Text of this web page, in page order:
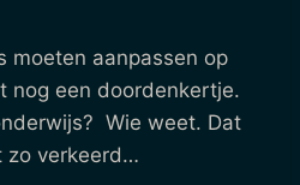
moeten aanpassen op
nog een doordenkertje.
Wie weet. Dat
zo verkeerd…